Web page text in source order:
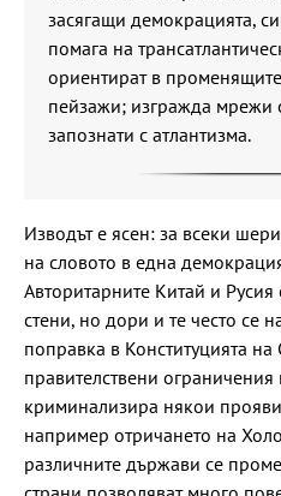
засягащи демокрацията,
помага на
ориентират в променящите
пейзажи; изгражда мрежи
запознати с атлантизма.
Изводът е ясен: за всеки
на словото в една
Авторитарните Китай и
стени, но дори и те често се
поправка в Конституцията
правителствени ограничения
криминализира някои
например отричането на
различните държави се